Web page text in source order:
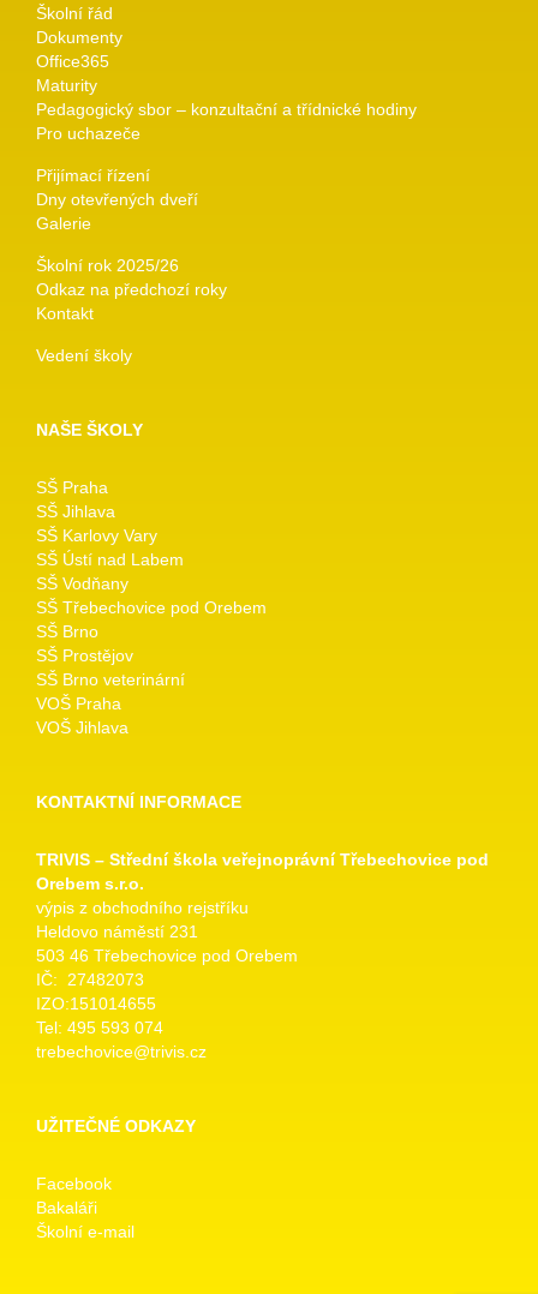
Školní řád
Dokumenty
Office365
Maturity
Pedagogický sbor – konzultační a třídnické hodiny
Pro uchazeče
Přijímací řízení
Dny otevřených dveří
Galerie
Školní rok 2025/26
Odkaz na předchozí roky
Kontakt
Vedení školy
NAŠE ŠKOLY
SŠ Praha
SŠ Jihlava
SŠ Karlovy Vary
SŠ Ústí nad Labem
SŠ Vodňany
SŠ Třebechovice pod Orebem
SŠ Brno
SŠ Prostějov
SŠ Brno veterinární
VOŠ Praha
VOŠ Jihlava
KONTAKTNÍ INFORMACE
TRIVIS – Střední škola veřejnoprávní Třebechovice pod
Orebem s.r.o.
výpis z obchodního rejstříku
Heldovo náměstí 231
503 46 Třebechovice pod Orebem
IČ: 27482073
IZO:151014655
Tel: 495 593 074
trebechovice@trivis.cz
UŽITEČNÉ ODKAZY
Facebook
Bakaláři
Školní e-mail